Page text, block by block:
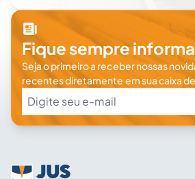
Fique sempre
Seja o primeiro a receber nossas
recentes diretamente em sua caixa